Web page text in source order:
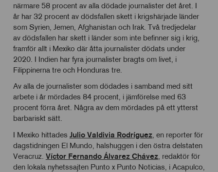
närmare 58 procent av alla dödade journalister det året. I
år har 32 procent av dödsfallen skett i krigshärjade länder
som Syrien, Jemen, Afghanistan och Irak. Två tredjedelar
av dödsfallen har skett i länder som inte befinner sig i krig,
framför allt i Mexiko där åtta journalister dödats under
2020. I Indien har fyra journalister bragts om livet, i
Filippinerna tre och Honduras tre.
Av alla de journalister som dödades i samband med sitt
arbete i år mördades 84 procent, i jämförelse med 63
procent förra året. Några av dem mördades på ett ytterst
barbariskt sätt.
I Mexiko hittades Julio Valdivia Rodríguez, en reporter för
dagstidningen El Mundo, halshuggen i den östra delstaten
Veracruz. Víctor Fernando Álvarez Chávez, redaktör för
den lokala nyhetssajten Punto x Punto Noticias, i Acapulco,